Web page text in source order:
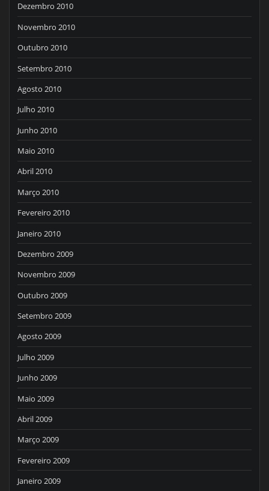
Dezembro 2010
Novembro 2010
Outubro 2010
Setembro 2010
Agosto 2010
Julho 2010
Junho 2010
Maio 2010
Abril 2010
Março 2010
Fevereiro 2010
Janeiro 2010
Dezembro 2009
Novembro 2009
Outubro 2009
Setembro 2009
Agosto 2009
Julho 2009
Junho 2009
Maio 2009
Abril 2009
Março 2009
Fevereiro 2009
Janeiro 2009